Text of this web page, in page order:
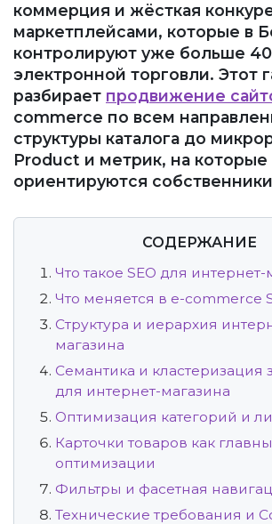
коммерция и жёсткая
маркетплейсами, которые в
контролируют уже больше
электронной торговли. Этот
разбирает продвижение
commerce по всем
структуры каталога до
Product и метрик, на которые
ориентируются
СОДЕРЖАНИЕ
Что такое SEO для интернет-
Что меняется в e-commerce
Структура и иерархия
магазина
Семантика и кластеризация
для интернет-магазина
Оптимизация категорий и
Карточки товаров как
оптимизации
Фильтры и фасетная
Технические требования и